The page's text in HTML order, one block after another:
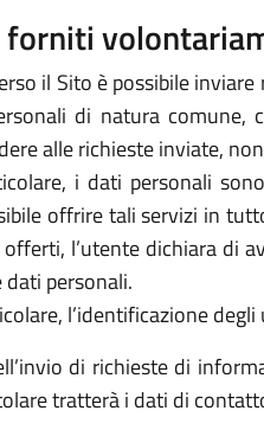
il Sito è possibile
di natura comune,
alle richieste inviate,
i dati personali
offrire tali servizi in
l’utente dichiara di
personali.
l’identificazione
di richieste di
tratterà i dati di